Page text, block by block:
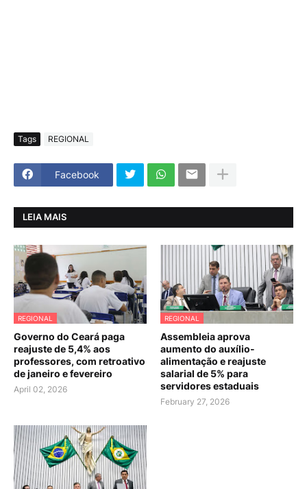
Tags REGIONAL
Facebook
LEIA MAIS
REGIONAL
Governo do Ceará paga
reajuste de 5,4% aos
professores, com retroativo
de janeiro e fevereiro
April 02, 2026
REGIONAL
Assembleia aprova
aumento do auxílio-
alimentação e reajuste
salarial de 5% para
servidores estaduais
February 27, 2026